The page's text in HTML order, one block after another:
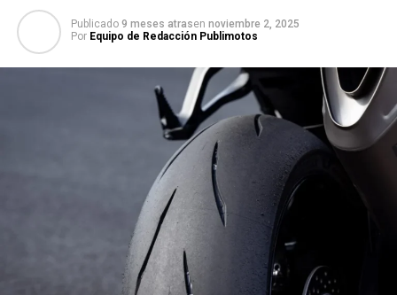
Publicado 9 meses atrasen noviembre 2, 2025
Por Equipo de Redacción Publimotos